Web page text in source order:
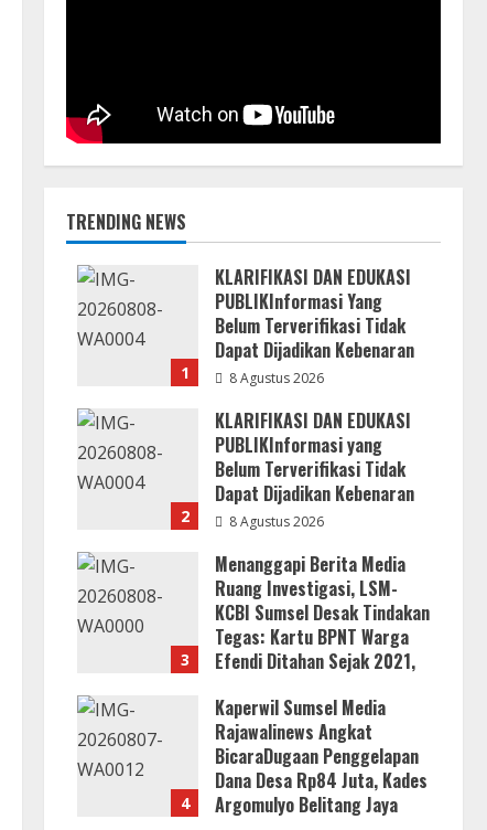
TRENDING NEWS
1
KLARIFIKASI DAN EDUKASI
PUBLIKInformasi Yang
Belum Terverifikasi Tidak
Dapat Dijadikan Kebenaran
8 Agustus 2026
2
KLARIFIKASI DAN EDUKASI
PUBLIKInformasi yang
Belum Terverifikasi Tidak
Dapat Dijadikan Kebenaran
8 Agustus 2026
3
Menanggapi Berita Media
Ruang Investigasi, LSM-
KCBI Sumsel Desak Tindakan
Tegas: Kartu BPNT Warga
Efendi Ditahan Sejak 2021,
Jawab?
8 Agustus 2026
4
Kaperwil Sumsel Media
Rajawalinews Angkat
BicaraDugaan Penggelapan
Dana Desa Rp84 Juta, Kades
Argomulyo Belitang Jaya